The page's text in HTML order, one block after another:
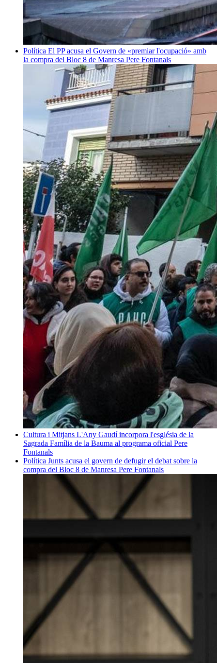
Política El PP acusa el Govern de «premiar l'ocupació» amb
la compra del Bloc 8 de Manresa Pere Fontanals
Cultura i Mitjans L'Any Gaudí incorpora l'església de la
Sagrada Família de la Bauma al programa oficial Pere
Fontanals
Política Junts acusa el govern de defugir el debat sobre la
compra del Bloc 8 de Manresa Pere Fontanals